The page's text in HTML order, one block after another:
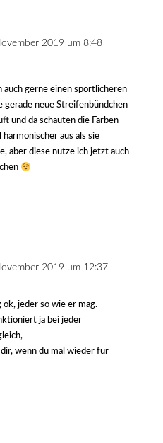
2019 um 8:48
auch gerne einen sportlicheren
gerade neue Streifenbündchen
und da schauten die Farben
aus als sie
aber diese nutze ich jetzt auch
2019 um 12:37
ok, jeder so wie er mag.
ja bei jeder
wenn du mal wieder für